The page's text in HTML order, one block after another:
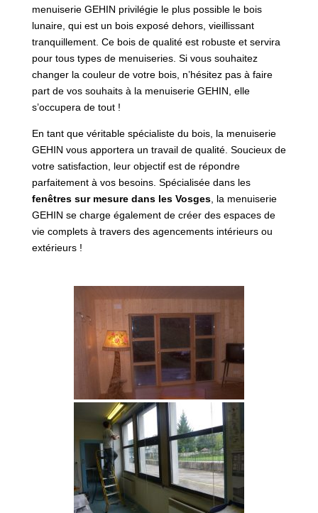
menuiserie GEHIN privilégie le plus possible le bois
lunaire, qui est un bois exposé dehors, vieillissant
tranquillement. Ce bois de qualité est robuste et servira
pour tous types de menuiseries. Si vous souhaitez
changer la couleur de votre bois, n’hésitez pas à faire
part de vos souhaits à la menuiserie GEHIN, elle
s’occupera de tout !
En tant que véritable spécialiste du bois, la menuiserie
GEHIN vous apportera un travail de qualité. Soucieux de
votre satisfaction, leur objectif est de répondre
parfaitement à vos besoins. Spécialisée dans les
fenêtres sur mesure dans les Vosges, la menuiserie
GEHIN se charge également de créer des espaces de
vie complets à travers des agencements intérieurs ou
extérieurs !